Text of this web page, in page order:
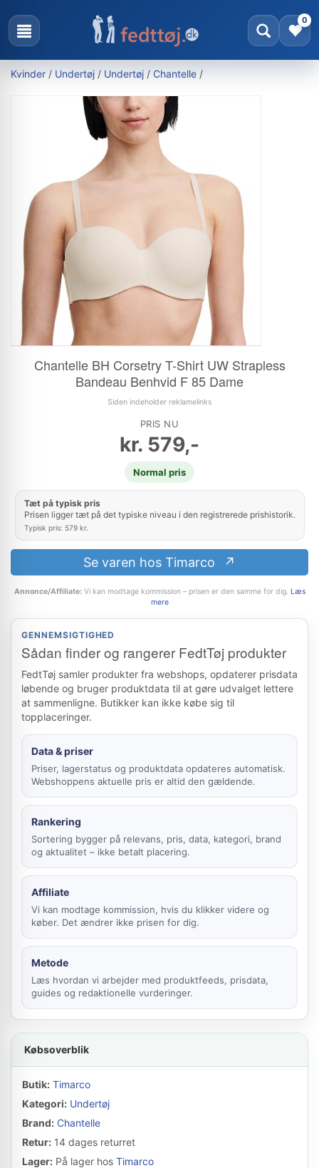
0
Kvinder / Undertøj / Undertøj / Chantelle /
Chantelle BH Corsetry T-Shirt UW Strapless
Bandeau Benhvid F 85 Dame
Siden indeholder reklamelinks
PRIS NU
kr. 579,-
Normal pris
Tæt på typisk pris
Prisen ligger tæt på det typiske niveau i den registrerede prishistorik.
Typisk pris: 579 kr.
Se varen hos Timarco
Annonce/Affiliate:Vi kan modtage kommission – prisen er den samme for dig. Læs
mere
GENNEMSIGTIGHED
Sådan finder og rangerer FedtTøj produkter
FedtTøj samler produkter fra webshops, opdaterer prisdata
løbende og bruger produktdata til at gøre udvalget lettere
at sammenligne. Butikker kan ikke købe sig til
topplaceringer.
Data & priser
Priser, lagerstatus og produktdata opdateres automatisk.
Webshoppens aktuelle pris er altid den gældende.
Rankering
Sortering bygger på relevans, pris, data, kategori, brand
og aktualitet – ikke betalt placering.
Affiliate
Vi kan modtage kommission, hvis du klikker videre og
køber. Det ændrer ikke prisen for dig.
Metode
Læs hvordan vi arbejder med produktfeeds, prisdata,
guides og redaktionelle vurderinger.
Købsoverblik
Butik: Timarco
Kategori: Undertøj
Brand: Chantelle
Retur: 14 dages returret
Lager: På lager hos Timarco